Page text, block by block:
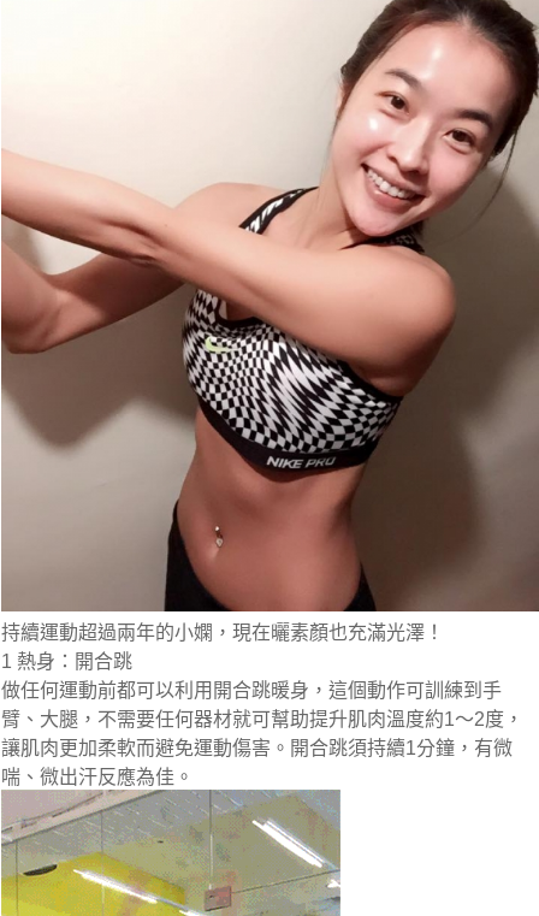
持續運動超過兩年的小嫻，現在曬素顏也充滿光澤！
1 熱身：開合跳
做任何運動前都可以利用開合跳暖身，這個動作可訓練到手
臂、大腿，不需要任何器材就可幫助提升肌肉溫度約1～2度，
讓肌肉更加柔軟而避免運動傷害。開合跳須持續1分鐘，有微
喘、微出汗反應為佳。